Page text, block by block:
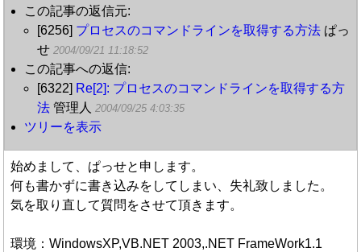
この記事の返信元:
[6256] プロセスのコマンドラインを取得する方法 ぱっ
せ 2004/09/21 11:18:52
この記事への返信:
[6322] Re[2]: プロセスのコマンドラインを取得する方
法 管理人 2004/09/25 4:03:35
ツリーを表示
始めまして、ぱっせと申します。
何も書かずに書き込みをしてしまい、失礼致しました。
気を取り直して質問をさせて頂きます。
環境：WindowsXP,VB.NET 2003,.NET FrameWork1.1